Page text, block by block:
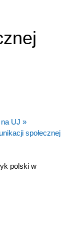
UJ »
społecznej
polski w